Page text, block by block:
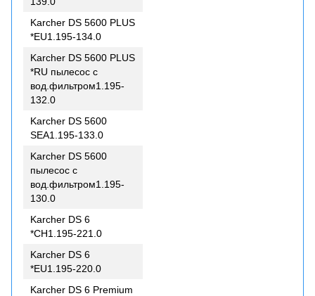
Karcher DS 5600 PLUS
*EU1.195-134.0
Karcher DS 5600 PLUS
*RU пылесос с
вод.фильтром1.195-
132.0
Karcher DS 5600
SEA1.195-133.0
Karcher DS 5600
пылесос с
вод.фильтром1.195-
130.0
Karcher DS 6
*CH1.195-221.0
Karcher DS 6
*EU1.195-220.0
Karcher DS 6 Premium